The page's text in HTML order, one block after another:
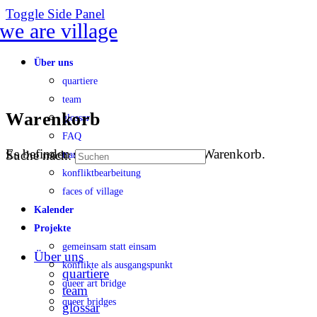
Toggle Side Panel
Über uns
quartiere
team
glossar
FAQ
transparenz
konfliktbearbeitung
faces of village
Kalender
Projekte
gemeinsam statt einsam
konflikte als ausgangspunkt
queer art bridge
queer bridges
Warenkorb
Es befinden sich keine Produkte im Warenkorb.
Suche nach:
Über uns
quartiere
team
glossar